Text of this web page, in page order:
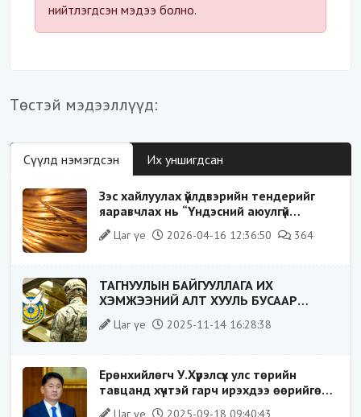
нийтлэгдсэн мэдээ болно.
Төстэй мэдээллүүд:
Сүүлд нэмэгдсэн Их уншигдсан
Зэс хайлуулах үйлдвэрийн тендерийг
яаравчлах нь “Үндэсний аюулгүй
байдал“-д эрсдэлтэй юу?
Цаг үе 2026-04-16 12:36:50 364
ТАГНУУЛЫН БАЙГУУЛЛАГА ИХ
ХЭМЖЭЭНИЙ АЛТ ХУУЛЬ БУСААР
ХИЛЭЭР ГАРГАХ ГЭЖ БАЙСАН
ҮЙЛДЛИЙГ ТАСЛАН ЗОГСООЛОО
Цаг үе 2025-11-14 16:28:38
Ерөнхийлөгч У.Хүрэлсүх улс төрийн
тавцанд хүчтэй гарч ирэхдээ өөрийгөө
шударга ёсны төлөө тэмцэгч, “хуучин
Цаг үе 2025-09-18 09:40:43